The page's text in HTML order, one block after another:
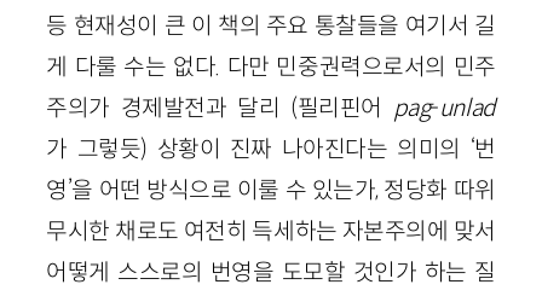
등 현재성이 큰 이 책의 주요 통찰들을 여기서 길
게 다룰 수는 없다. 다만 민중권력으로서의 민주
주의가 경제발전과 달리 (필리핀어 pag-unlad
가 그렇듯) 상황이 진짜 나아진다는 의미의 ‘번
영’을 어떤 방식으로 이룰 수 있는가, 정당화 따위
무시한 채로도 여전히 득세하는 자본주의에 맞서
어떻게 스스로의 번영을 도모할 것인가 하는 질